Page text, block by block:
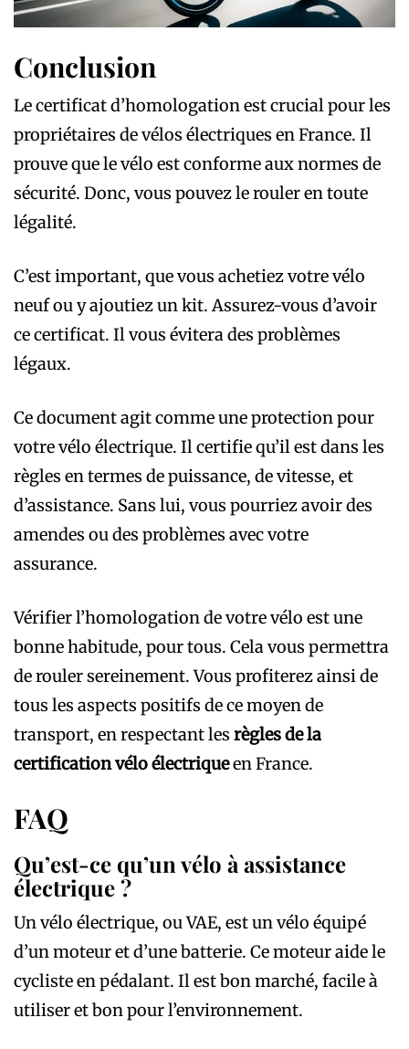
Conclusion
Le certificat d’homologation est crucial pour les
propriétaires de vélos électriques en France. Il
prouve que le vélo est conforme aux normes de
sécurité. Donc, vous pouvez le rouler en toute
légalité.
C’est important, que vous achetiez votre vélo
neuf ou y ajoutiez un kit. Assurez-vous d’avoir
ce certificat. Il vous évitera des problèmes
légaux.
Ce document agit comme une protection pour
votre vélo électrique. Il certifie qu’il est dans les
règles en termes de puissance, de vitesse, et
d’assistance. Sans lui, vous pourriez avoir des
amendes ou des problèmes avec votre
assurance.
Vérifier l’homologation de votre vélo est une
bonne habitude, pour tous. Cela vous permettra
de rouler sereinement. Vous profiterez ainsi de
tous les aspects positifs de ce moyen de
transport, en respectant les règles de la
certification vélo électriqueen France.
FAQ
Qu’est-ce qu’un vélo à assistance
électrique ?
Un vélo électrique, ou VAE, est un vélo équipé
d’un moteur et d’une batterie. Ce moteur aide le
cycliste en pédalant. Il est bon marché, facile à
utiliser et bon pour l’environnement.